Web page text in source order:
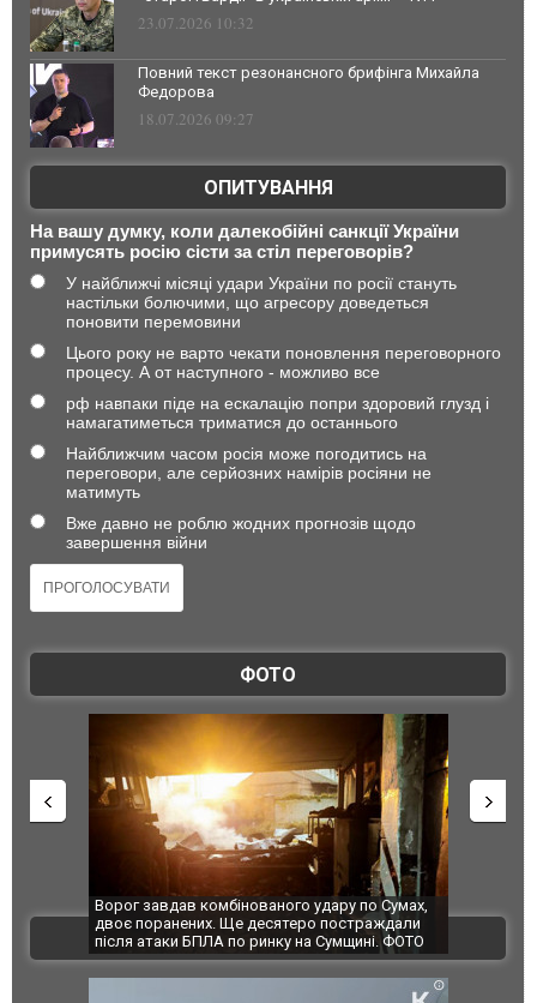
23.07.2026 10:32
Повний текст резонансного брифінга Михайла
Федорова
18.07.2026 09:27
ОПИТУВАННЯ
На вашу думку, коли далекобійні санкції України
примусять росію сісти за стіл переговорів?
У найближчі місяці удари України по росії стануть
настільки болючими, що агресору доведеться
поновити перемовини
Цього року не варто чекати поновлення переговорного
процесу. А от наступного - можливо все
рф навпаки піде на ескалацію попри здоровий глузд і
намагатиметься триматися до останнього
Найближчим часом росія може погодитись на
переговори, але серйозних намірів росіяни не
матимуть
Вже давно не роблю жодних прогнозів щодо
завершення війни
ФОТО
удару по Сумах,
десятеро постраждали
ринку на Сумщині. ФОТО
За 2000 кілометрів від кордону з
Єкатеринбурзі після атаки дронів
склад Wildberries. ФОТО. ВІДЕО
ВІДЕО